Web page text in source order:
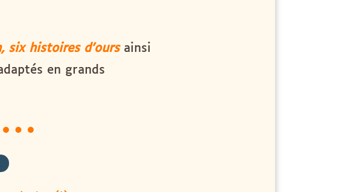
six histoires d’oursainsi
en grands